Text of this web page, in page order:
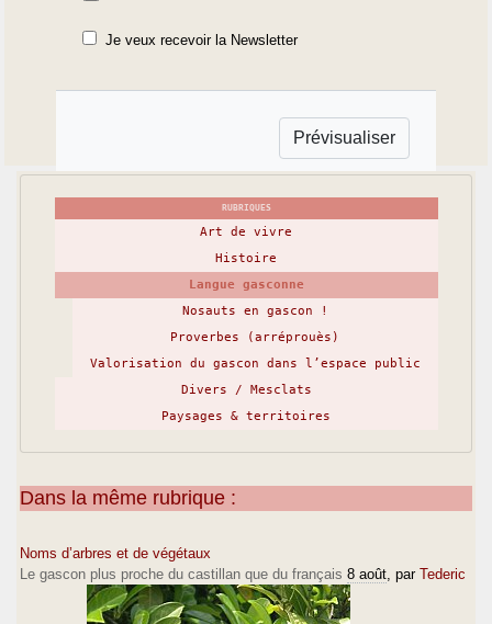
Je veux recevoir la Newsletter
RUBRIQUES
Art de vivre
Histoire
Langue gasconne
Nosauts en gascon !
Proverbes (arréprouès)
Valorisation du gascon dans l’espace public
Divers / Mesclats
Paysages & territoires
Dans la même rubrique :
Noms d’arbres et de végétaux
Le gascon plus proche du castillan que du français 8 août , par Tederic